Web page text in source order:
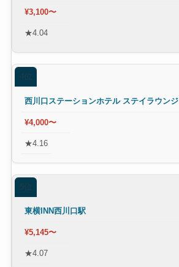
¥3,100〜
★4.04
4位
西川口ステーションホテル ステイラウンジ
¥4,000〜
★4.16
5位
東横INN西川口駅
¥5,145〜
★4.07